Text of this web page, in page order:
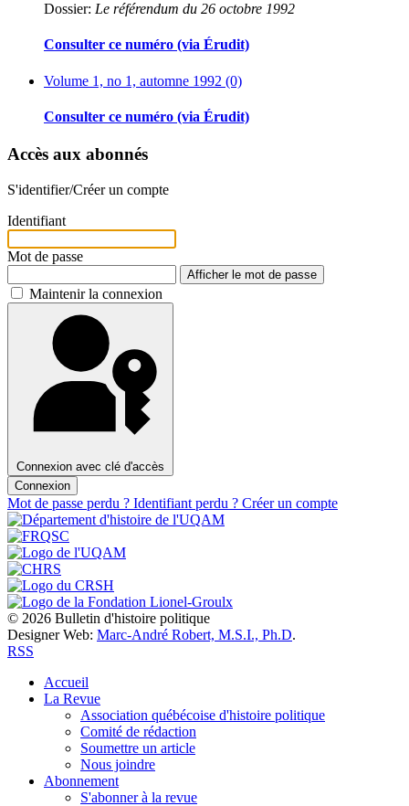
Dossier: Le référendum du 26 octobre 1992
Consulter ce numéro (via Érudit)
Volume 1, no 1, automne 1992 (0)
Consulter ce numéro (via Érudit)
Accès aux abonnés
S'identifier/Créer un compte
Identifiant
Mot de passe
Afficher le mot de passe
Maintenir la connexion
Connexion avec clé d'accès
Connexion
Mot de passe perdu ? Identifiant perdu ? Créer un compte
© 2026 Bulletin d'histoire politique
Designer Web: Marc-André Robert, M.S.I., Ph.D.
RSS
Accueil
La Revue
Association québécoise d'histoire politique
Comité de rédaction
Soumettre un article
Nous joindre
Abonnement
S'abonner à la revue